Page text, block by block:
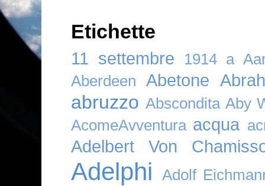
Etichette
11 settembre 1914 a
Aberdeen
Abetone
abruzzo Abscondita Aby
AcomeAvventura acqua
Adelbert Von
Adelphi
Adolf